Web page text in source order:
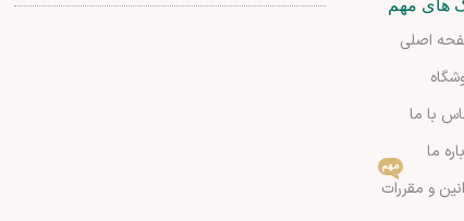
های مهم
اصلی
با ما
ما
و مقررات
مهم